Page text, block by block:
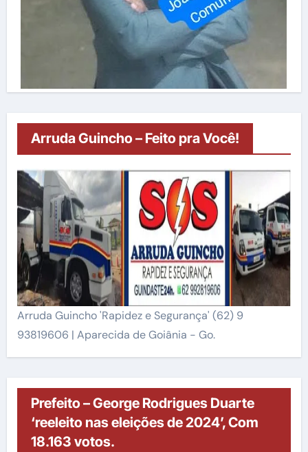
Arruda Guincho – Feito pra Você!
Arruda Guincho 'Rapidez e Segurança' (62) 9
93819606 | Aparecida de Goiânia - Go.
Prefeito – George Rodrigues Duarte
‘reeleito nas eleições de 2024’, Com
18.163 votos.